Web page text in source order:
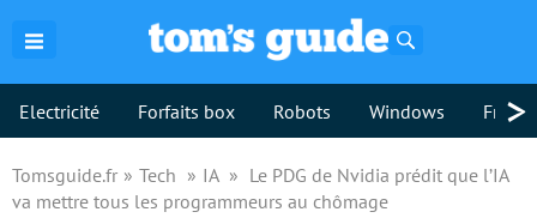
Electricité Forfaits box Robots Windows >
Tomsguide.fr Tech IA
Le PDG de Nvidia prédit que l’IA
va mettre tous les programmeurs au chômage